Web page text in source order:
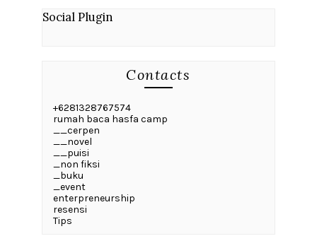
Social Plugin
Contacts
+6281328767574
rumah baca hasfa camp
__cerpen
__novel
__puisi
_non fiksi
_buku
_event
enterpreneurship
resensi
Tips